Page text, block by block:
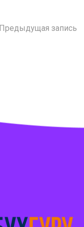
Предыдущая запись